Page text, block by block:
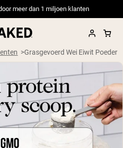
meer dan 1 miljoen klanten
Grasgevoerd Wei Eiwit Poeder